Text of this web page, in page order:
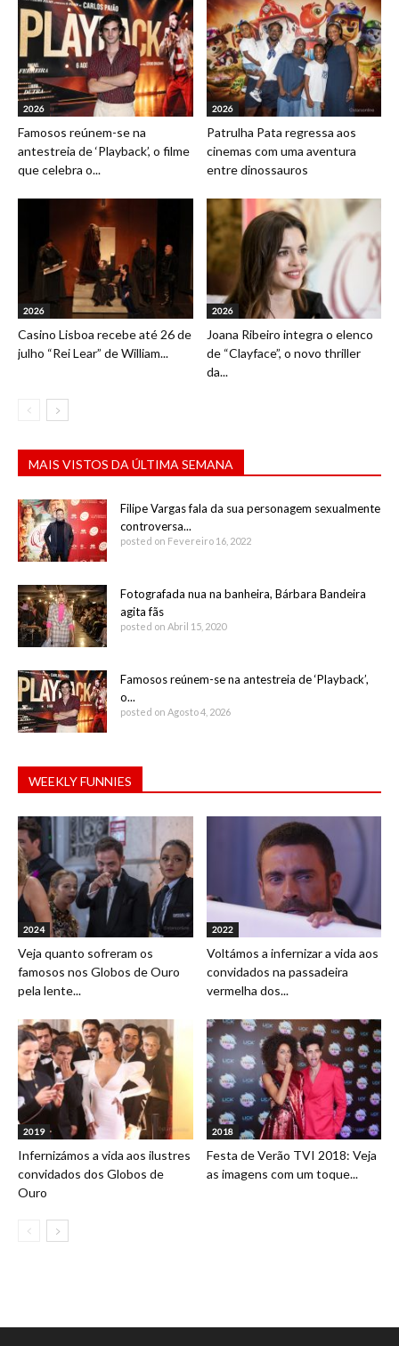
2026
Famosos reúnem-se na
antestreia de ‘Playback’, o filme
que celebra o...
2026
Patrulha Pata regressa aos
cinemas com uma aventura
entre dinossauros
2026
Casino Lisboa recebe até 26 de
julho “Rei Lear” de William...
2026
Joana Ribeiro integra o elenco
de “Clayface”, o novo thriller
da...
MAIS VISTOS DA ÚLTIMA SEMANA
Filipe Vargas fala da sua personagem sexualmente
controversa...
posted on Fevereiro 16, 2022
Fotografada nua na banheira, Bárbara Bandeira
agita fãs
posted on Abril 15, 2020
Famosos reúnem-se na antestreia de ‘Playback’,
o...
posted on Agosto 4, 2026
WEEKLY FUNNIES
2024
Veja quanto sofreram os
famosos nos Globos de Ouro
pela lente...
2022
Voltámos a infernizar a vida aos
convidados na passadeira
vermelha dos...
2019
Infernizámos a vida aos ilustres
convidados dos Globos de
Ouro
2018
Festa de Verão TVI 2018: Veja
as imagens com um toque...